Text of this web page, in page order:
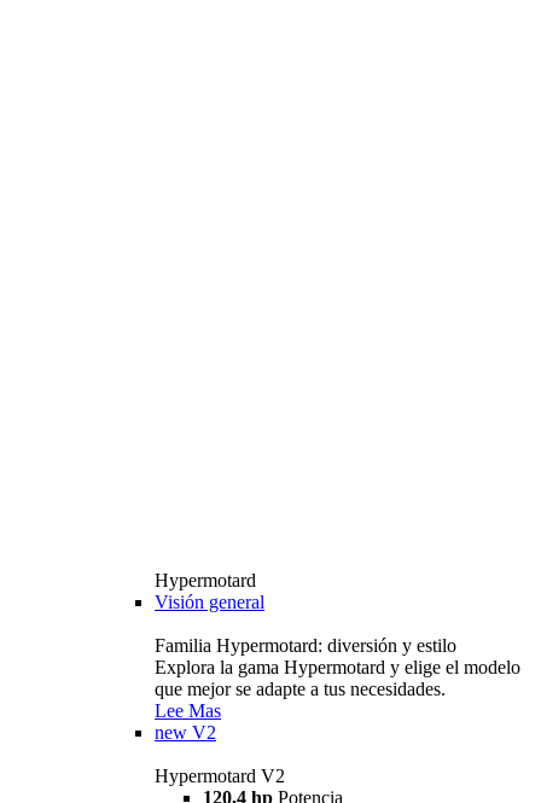
Hypermotard
Visión general
Familia Hypermotard: diversión y estilo
Explora la gama Hypermotard y elige el modelo
que mejor se adapte a tus necesidades.
Lee Mas
new V2
Hypermotard V2
120,4 hp Potencia